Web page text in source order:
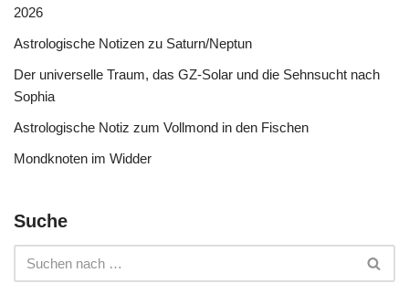
2026
Astrologische Notizen zu Saturn/Neptun
Der universelle Traum, das GZ-Solar und die Sehnsucht nach
Sophia
Astrologische Notiz zum Vollmond in den Fischen
Mondknoten im Widder
Suche